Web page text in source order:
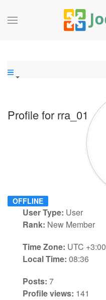
Profile for rra_01
OFFLINE
User Type: User
Rank: New Member
Time Zone: UTC +3:00
Local Time: 08:36
Posts: 7
Profile views: 141